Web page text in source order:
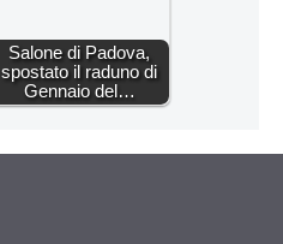
Salone di Padova,
spostato il raduno di
Gennaio del…